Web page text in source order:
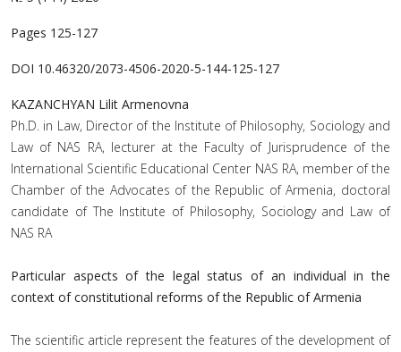
Pages 125-127
DOI 10.46320/2073-4506-2020-5-144-125-127
KAZANCHYAN Lilit Armenovna
Ph.D. in Law, Director of the Institute of Philosophy, Sociology and
Law of NAS RA, lecturer at the Faculty of Jurisprudence of the
International Scientific Educational Center NAS RA, member of the
Chamber of the Advocates of the Republic of Armenia, doctoral
candidate of The Institute of Philosophy, Sociology and Law of
NAS RA
Particular aspects of the legal status of an individual in the
context of constitutional reforms of the Republic of Armenia
Тhe scientific article represent the features of the development of